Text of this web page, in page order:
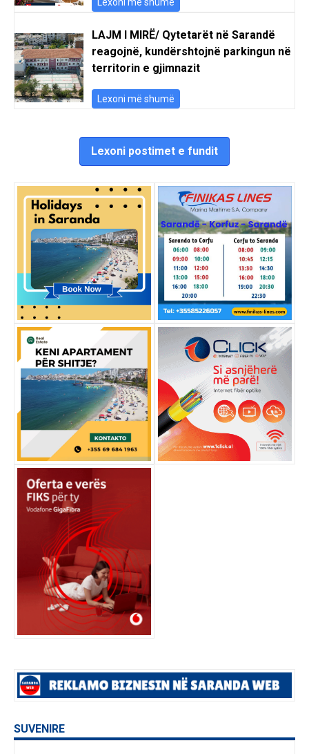
LAJM I MIRË/ Qytetarët në Sarandë
reagojnë, kundërshtojnë parkingun në
territorin e gjimnazit
Lexoni më shumë
Lexoni postimet e fundit
SUVENIRE